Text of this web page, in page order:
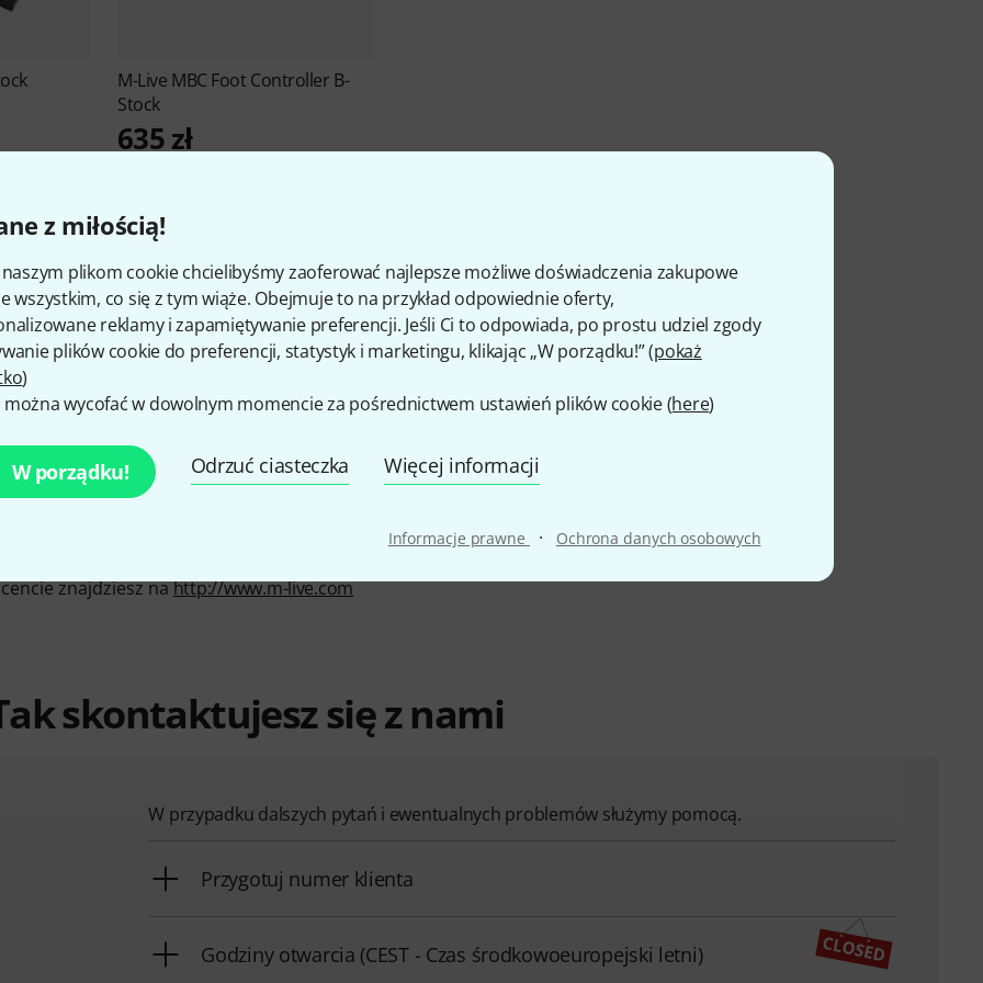
z miłością!
naszym plikom cookie chcielibyśmy zaoferować najlepsze możliwe doświadczenia zakupowe
wszystkim, co się z tym wiąże. Obejmuje to na przykład odpowiednie oferty,
reklamy i zapamiętywanie preferencji. Jeśli Ci to odpowiada, po prostu udziel zgody
plików cookie do preferencji, statystyk i marketingu, klikając „W porządku!” (pokaż
)
można wycofać w dowolnym momencie za pośrednictwem ustawień plików cookie (here)
W porządku! Odrzuć ciasteczka Więcej informacji
Informacje prawne · Ochrona danych osobowych
M-Live MBC Foot Controller B-
Stock
635 zł
informacje o M-Live
SZTUK W MAGAZYNIE
20+
Ø DOSTĘPNOŚĆ
88.54% (1 rok)
znajdziesz nahttp://www.m-live.com
skontaktujesz się z nami
W przypadku dalszych pytań i ewentualnych problemów służymy pomocą.
Przygotuj numer klienta
Godziny otwarcia (CEST - Czas środkowoeuropejski letni)